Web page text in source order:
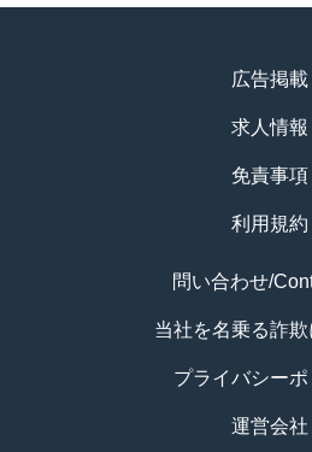
広告掲載
求人情報
免責事項
利用規約
問い合わせ/
当社を名乗る詐欺
プライバシー
運営会社